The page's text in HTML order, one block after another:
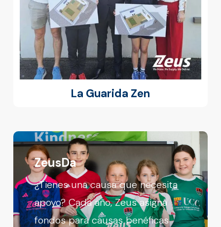
La Guarida Zen
ZeusDa
¿Tienes una causa que necesita
apoyo? Cada año, Zeus asigna
fondos para causas benéficas